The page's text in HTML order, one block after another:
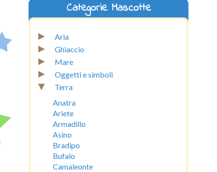
Categorie Mascotte
▸ Aria
▸ Ghiaccio
▸ Mare
▸ Oggetti e simboli
▾
Terra
Anatra
Ariete
Armadillo
Asino
Bradipo
Bufalo
Camaleonte